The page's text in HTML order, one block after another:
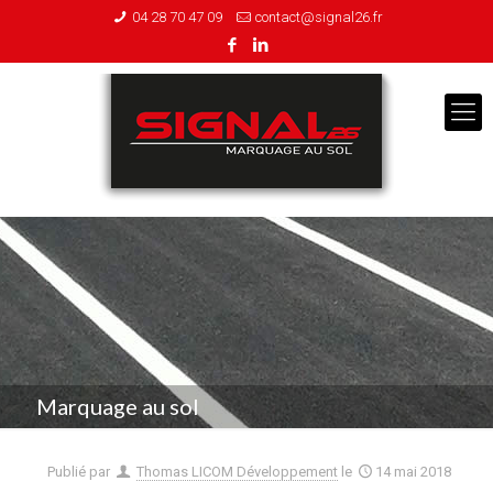
04 28 70 47 09 contact@signal26.fr
Marquage au sol
Publié par Thomas LICOM Développement le 14 mai 2018